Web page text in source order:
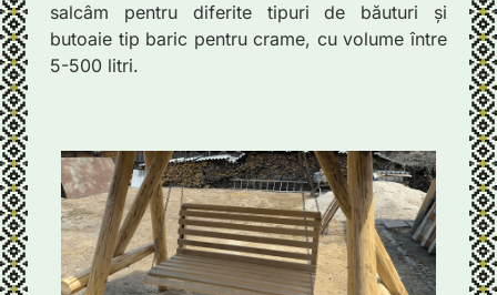
salcâm pentru diferite tipuri de băuturi și
butoaie tip baric pentru crame, cu volume între
5-500 litri.